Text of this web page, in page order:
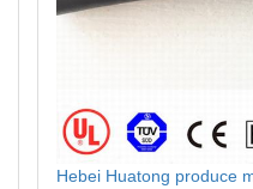
Hebei Huatong produce